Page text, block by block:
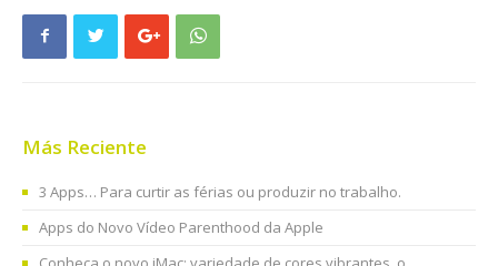
Más Reciente
3 Apps… Para curtir as férias ou produzir no trabalho.
Apps do Novo Vídeo Parenthood da Apple